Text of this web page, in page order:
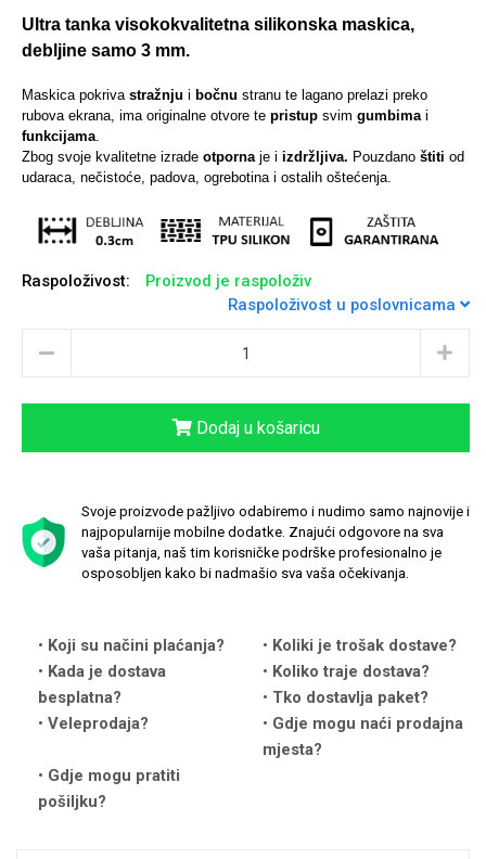
Ultra tanka visokokvalitetna silikonska maskica,
debljine samo 3 mm.
Maskica pokriva stražnju i bočnu stranu te lagano prelazi preko
rubova ekrana, ima originalne otvore te pristup svim gumbimai
funkcijama.
Zbog svoje kvalitetne izrade otpornaje i izdržljiva. Pouzdano štiti od
udaraca, nečistoće, padova, ogrebotina i ostalih oštećenja.
Raspoloživost:
Proizvod je raspoloživ
Raspoloživost u poslovnicama
Dodaj u košaricu
Svoje proizvode pažljivo odabiremo i nudimo samo najnovije i
najpopularnije mobilne dodatke. Znajući odgovore na sva
vaša pitanja, naš tim korisničke podrške profesionalno je
osposobljen kako bi nadmašio sva vaša očekivanja.
Koji su načini plaćanja?
Koliki je trošak dostave?
Kada je dostava
besplatna?
Koliko traje dostava?
Tko dostavlja paket?
Veleprodaja?
Gdje mogu naći prodajna
mjesta?
Gdje mogu pratiti
pošiljku?
Sleng Feel Good
Životinjsko carstvo Takeoff
Quotes Collection
Univerzalne futrole i
maskice
Preklopne maskice